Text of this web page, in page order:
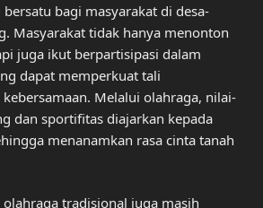
bagi masyarakat di desa-
Masyarakat tidak hanya menonton
juga ikut berpartisipasi dalam
dapat memperkuat tali
Melalui olahraga, nilai-
dan sportifitas diajarkan kepada
menanamkan rasa cinta tanah
tradisional juga masih